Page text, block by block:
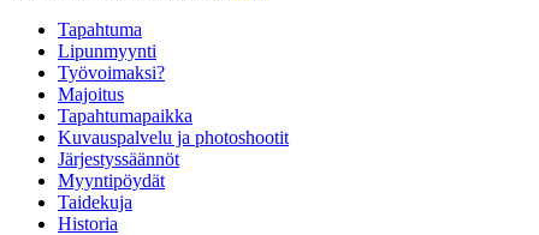
Tapahtuma
Lipunmyynti
Työvoimaksi?
Majoitus
Tapahtumapaikka
Kuvauspalvelu ja photoshootit
Järjestyssäännöt
Myyntipöydät
Taidekuja
Historia